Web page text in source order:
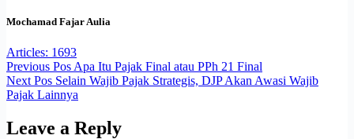
Mochamad Fajar Aulia
Articles: 1693
Previous Pos Apa Itu Pajak Final atau PPh 21 Final
Next Pos Selain Wajib Pajak Strategis, DJP Akan Awasi Wajib
Pajak Lainnya
Leave a Reply